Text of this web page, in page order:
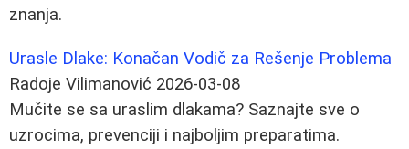
znanja.
Urasle Dlake: Konačan Vodič za Rešenje Problema
Radoje Vilimanović 2026-03-08
Mučite se sa uraslim dlakama? Saznajte sve o
uzrocima, prevenciji i najboljim preparatima.